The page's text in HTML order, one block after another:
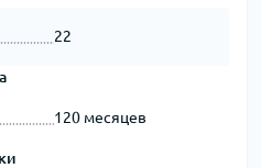
22
120 месяцев